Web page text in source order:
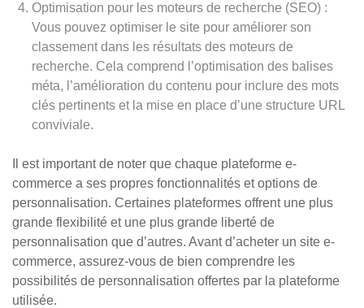
Optimisation pour les moteurs de recherche (SEO) :
Vous pouvez optimiser le site pour améliorer son
classement dans les résultats des moteurs de
recherche. Cela comprend l’optimisation des balises
méta, l’amélioration du contenu pour inclure des mots
clés pertinents et la mise en place d’une structure URL
conviviale.
Il est important de noter que chaque plateforme e-
commerce a ses propres fonctionnalités et options de
personnalisation. Certaines plateformes offrent une plus
grande flexibilité et une plus grande liberté de
personnalisation que d’autres. Avant d’acheter un site e-
commerce, assurez-vous de bien comprendre les
possibilités de personnalisation offertes par la plateforme
utilisée.